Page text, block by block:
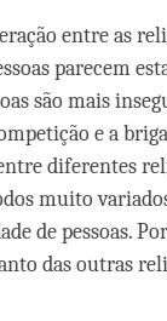
entre as
parecem
são mais
e a
diferentes
muito
de pessoas.
das outras